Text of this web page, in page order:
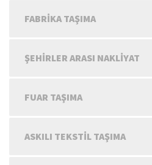
FABRIKA TAŞIMA
ŞEHIRLER ARASI NAKLIYAT
FUAR TAŞIMA
ASKILI TEKSTIL TAŞIMA